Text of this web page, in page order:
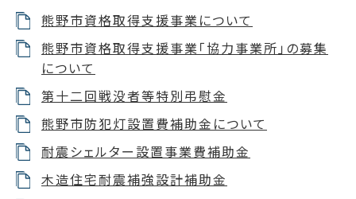
熊野市資格取得支援事業について
熊野市資格取得支援事業「協力事業所」の募集
について
第十二回戦没者等特別弔慰金
熊野市防犯灯設置費補助金について
耐震シェルター設置事業費補助金
木造住宅耐震補強設計補助金